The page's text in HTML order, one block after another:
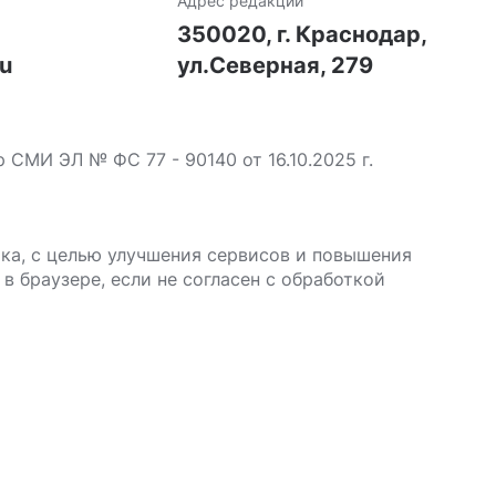
350020, г. Краснодар,
ул.Северная, 279
СМИ ЭЛ № ФС 77 - 90140 от 16.10.2025 г.
с целью улучшения сервисов и повышения
браузере, если не согласен с обработкой